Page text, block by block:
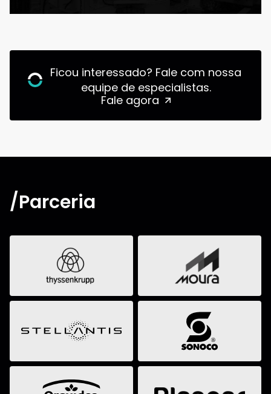
Ficou interessado? Fale com nossa
equipe de especialistas.
Fale agora
/Parceria